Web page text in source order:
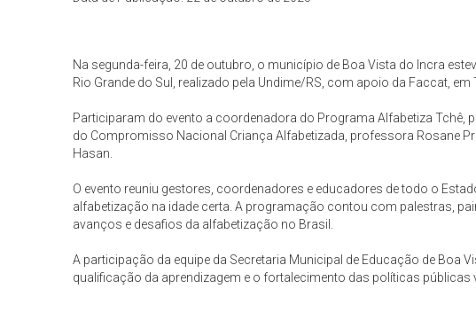
Na segunda-feira, 20 de outubro, o município de Boa Vista do Incra
Rio Grande do Sul, realizado pela Undime/RS, com apoio da Faccat, em
Participaram do evento a coordenadora do Programa Alfabetiza Tchê,
do Compromisso Nacional Criança Alfabetizada, professora Rosane
Hasan.
O evento reuniu gestores, coordenadores e educadores de todo o
alfabetização na idade certa. A programação contou com palestras,
avanços e desafios da alfabetização no Brasil.
A participação da equipe da Secretaria Municipal de Educação de
qualificação da aprendizagem e o fortalecimento das políticas